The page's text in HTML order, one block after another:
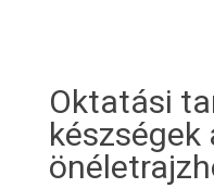
Oktatási
készségek